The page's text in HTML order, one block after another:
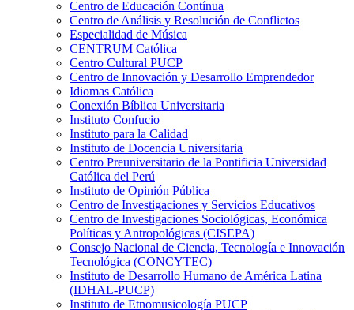
Centro de Educación Contínua
Centro de Análisis y Resolución de Conflictos
Especialidad de Música
CENTRUM Católica
Centro Cultural PUCP
Centro de Innovación y Desarrollo Emprendedor
Idiomas Católica
Conexión Bíblica Universitaria
Instituto Confucio
Instituto para la Calidad
Instituto de Docencia Universitaria
Centro Preuniversitario de la Pontificia Universidad
Católica del Perú
Instituto de Opinión Pública
Centro de Investigaciones y Servicios Educativos
Centro de Investigaciones Sociológicas, Económica
Políticas y Antropológicas (CISEPA)
Consejo Nacional de Ciencia, Tecnología e Innovación
Tecnológica (CONCYTEC)
Instituto de Desarrollo Humano de América Latina
(IDHAL-PUCP)
Instituto de Etnomusicología PUCP